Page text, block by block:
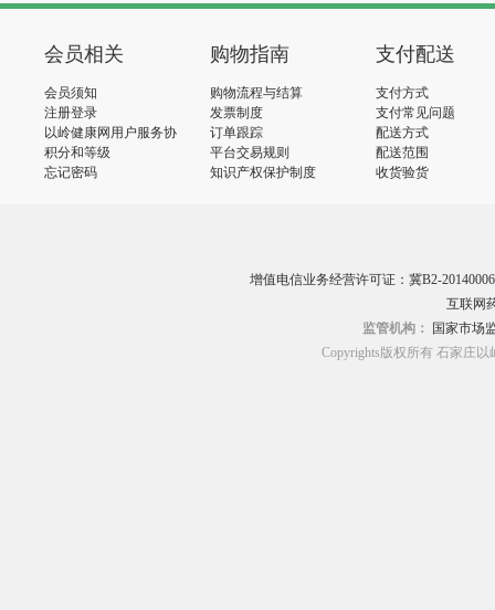
会员相关
会员须知
注册登录
以岭健康网用户服务协
议
积分和等级
忘记密码
购物指南
购物流程与结算
发票制度
订单跟踪
平台交易规则
知识产权保护制度
支付配送
支付方式
支付常见问题
配送方式
配送范围
收货验货
增值电信业务经营许可证：冀B2-20140006
互联网
监管机构：
国家市场
Copyrights版权所有 石家庄